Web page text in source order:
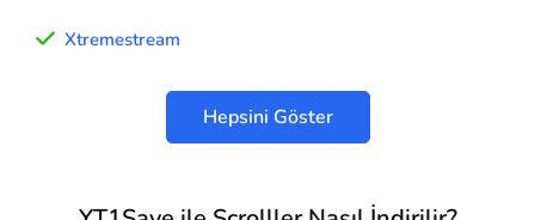
Xtremestream
Hepsini Göster